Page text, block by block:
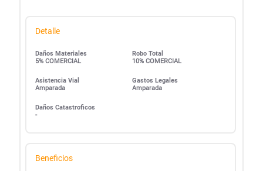
Detalle
Daños Materiales
5% COMERCIAL
Robo Total
10% COMERCIAL
Asistencia Vial
Amparada
Gastos Legales
Amparada
Daños Catastroficos
-
Beneficios